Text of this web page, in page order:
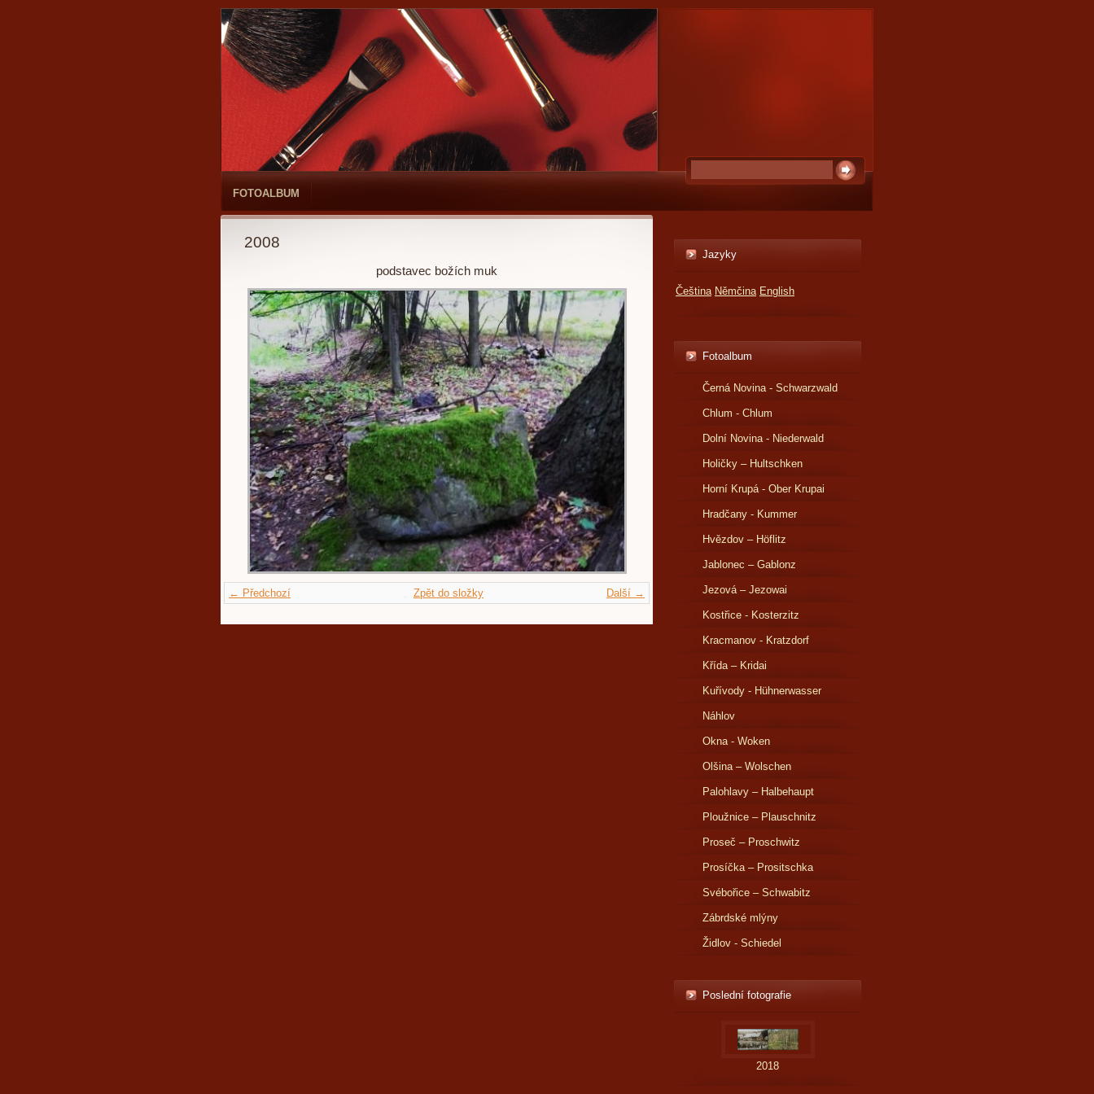
FOTOALBUM
2008
podstavec božích muk
← Předchozí Další →
Zpět do složky
Jazyky
Čeština Němčina English
Fotoalbum
Černá Novina - Schwarzwald
Chlum - Chlum
Dolní Novina - Niederwald
Holičky – Hultschken
Horní Krupá - Ober Krupai
Hradčany - Kummer
Hvězdov – Höflitz
Jablonec – Gablonz
Jezová – Jezowai
Kostřice - Kosterzitz
Kracmanov - Kratzdorf
Křída – Kridai
Kuřívody - Hühnerwasser
Náhlov
Okna - Woken
Olšina – Wolschen
Palohlavy – Halbehaupt
Ploužnice – Plauschnitz
Proseč – Proschwitz
Prosíčka – Prositschka
Svébořice – Schwabitz
Zábrdské mlýny
Židlov - Schiedel
Poslední fotografie
2018